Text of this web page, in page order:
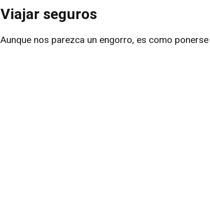
Viajar seguros
Aunque nos parezca un engorro, es como